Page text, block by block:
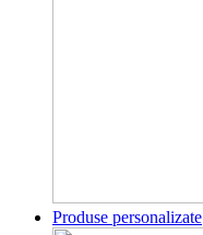
Produse personalizate